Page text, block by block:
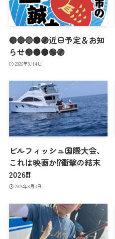
🟡🔴🔵🟠🟣近日予定＆お知
らせ🟡🟠🟤🟢🟣
2026年8月4日
ビルフィッシュ国際大会、
これは映画か⁉️衝撃の結末
2026❗️❗️
2026年8月3日